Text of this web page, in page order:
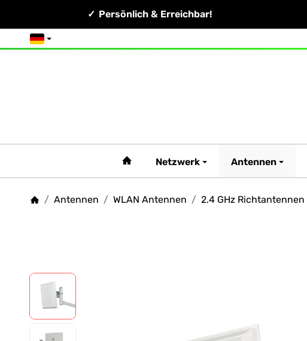
Persönlich & Erreichbar!
Deutsch
#custom.linkHome#
Netzwerk Antennen
/ Antennen / WLAN Antennen / 2.4 GHz Richtantennen